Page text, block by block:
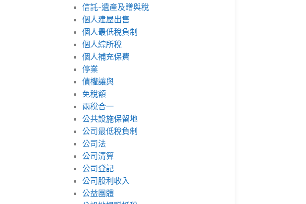
信託-遺產及贈與稅
個人建屋出售
個人最低稅負制
個人綜所稅
個人補充保費
停業
債權讓與
免稅額
兩稅合一
公共設施保留地
公司最低稅負制
公司法
公司清算
公司登記
公司股利收入
公益團體